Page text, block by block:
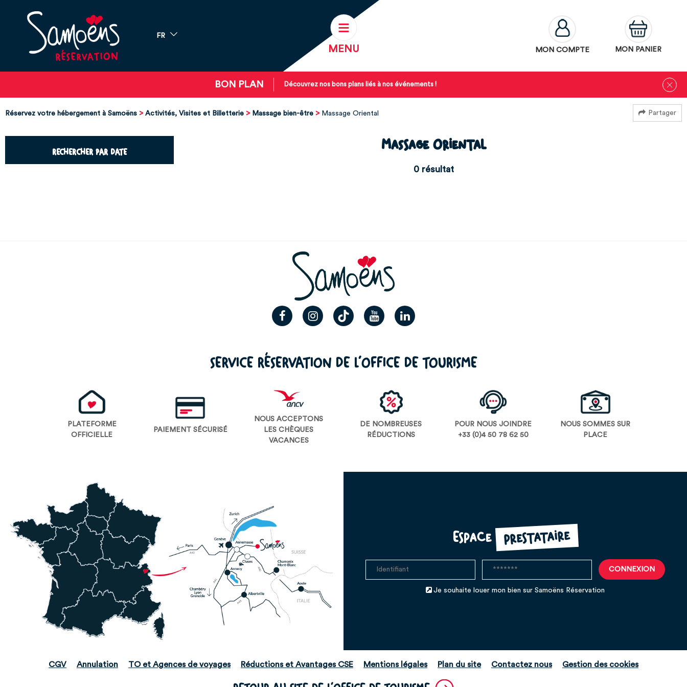
FR
MENU MON COMPTE MON PANIER
BON PLAN Découvrez nos bons plans liés à nos événements !
Réservez votre hébergement à Samoëns Activités, Visites et Billetterie Massage bien-être Massage Oriental Partager
RECHERCHER PAR DATE Massage Oriental
0résultat
SERVICE RÉSERVATION DE L’OFFICE DE TOURISME
PLATEFORME
OFFICIELLE
PAIEMENT SÉCURISÉ
NOUS ACCEPTONS
LES CHÈQUES
VACANCES
DE NOMBREUSES
RÉDUCTIONS
POUR NOUS JOINDRE
+33 (0)4 50 78 62 50
NOUS SOMMES SUR
PLACE
Espace prestataire
Je souhaite louer mon bien sur Samoëns Réservation
CGV Annulation TO et Agences de voyages Réductions et Avantages CSE Mentions légales Plan du site Contactez nous Gestion des cookies